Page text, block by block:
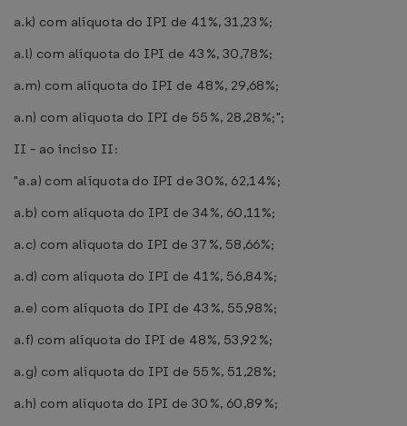
a.k) com alíquota do IPI de 41%, 31,23%;
a.l) com alíquota do IPI de 43%, 30,78%;
a.m) com alíquota do IPI de 48%, 29,68%;
a.n) com alíquota do IPI de 55%, 28,28%;";
II - ao inciso II:
"a.a) com alíquota do IPI de 30%, 62,14%;
a.b) com alíquota do IPI de 34%, 60,11%;
a.c) com alíquota do IPI de 37%, 58,66%;
a.d) com alíquota do IPI de 41%, 56,84%;
a.e) com alíquota do IPI de 43%, 55,98%;
a.f) com alíquota do IPI de 48%, 53,92%;
a.g) com alíquota do IPI de 55%, 51,28%;
a.h) com alíquota do IPI de 30%, 60,89%;